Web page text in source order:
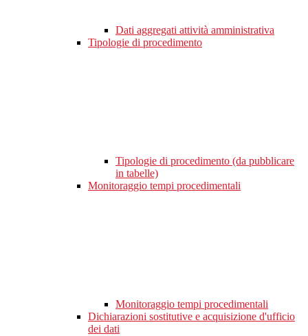
Dati aggregati attività amministrativa
Tipologie di procedimento
Tipologie di procedimento (da pubblicare
in tabelle)
Monitoraggio tempi procedimentali
Monitoraggio tempi procedimentali
Dichiarazioni sostitutive e acquisizione d'ufficio
dei dati